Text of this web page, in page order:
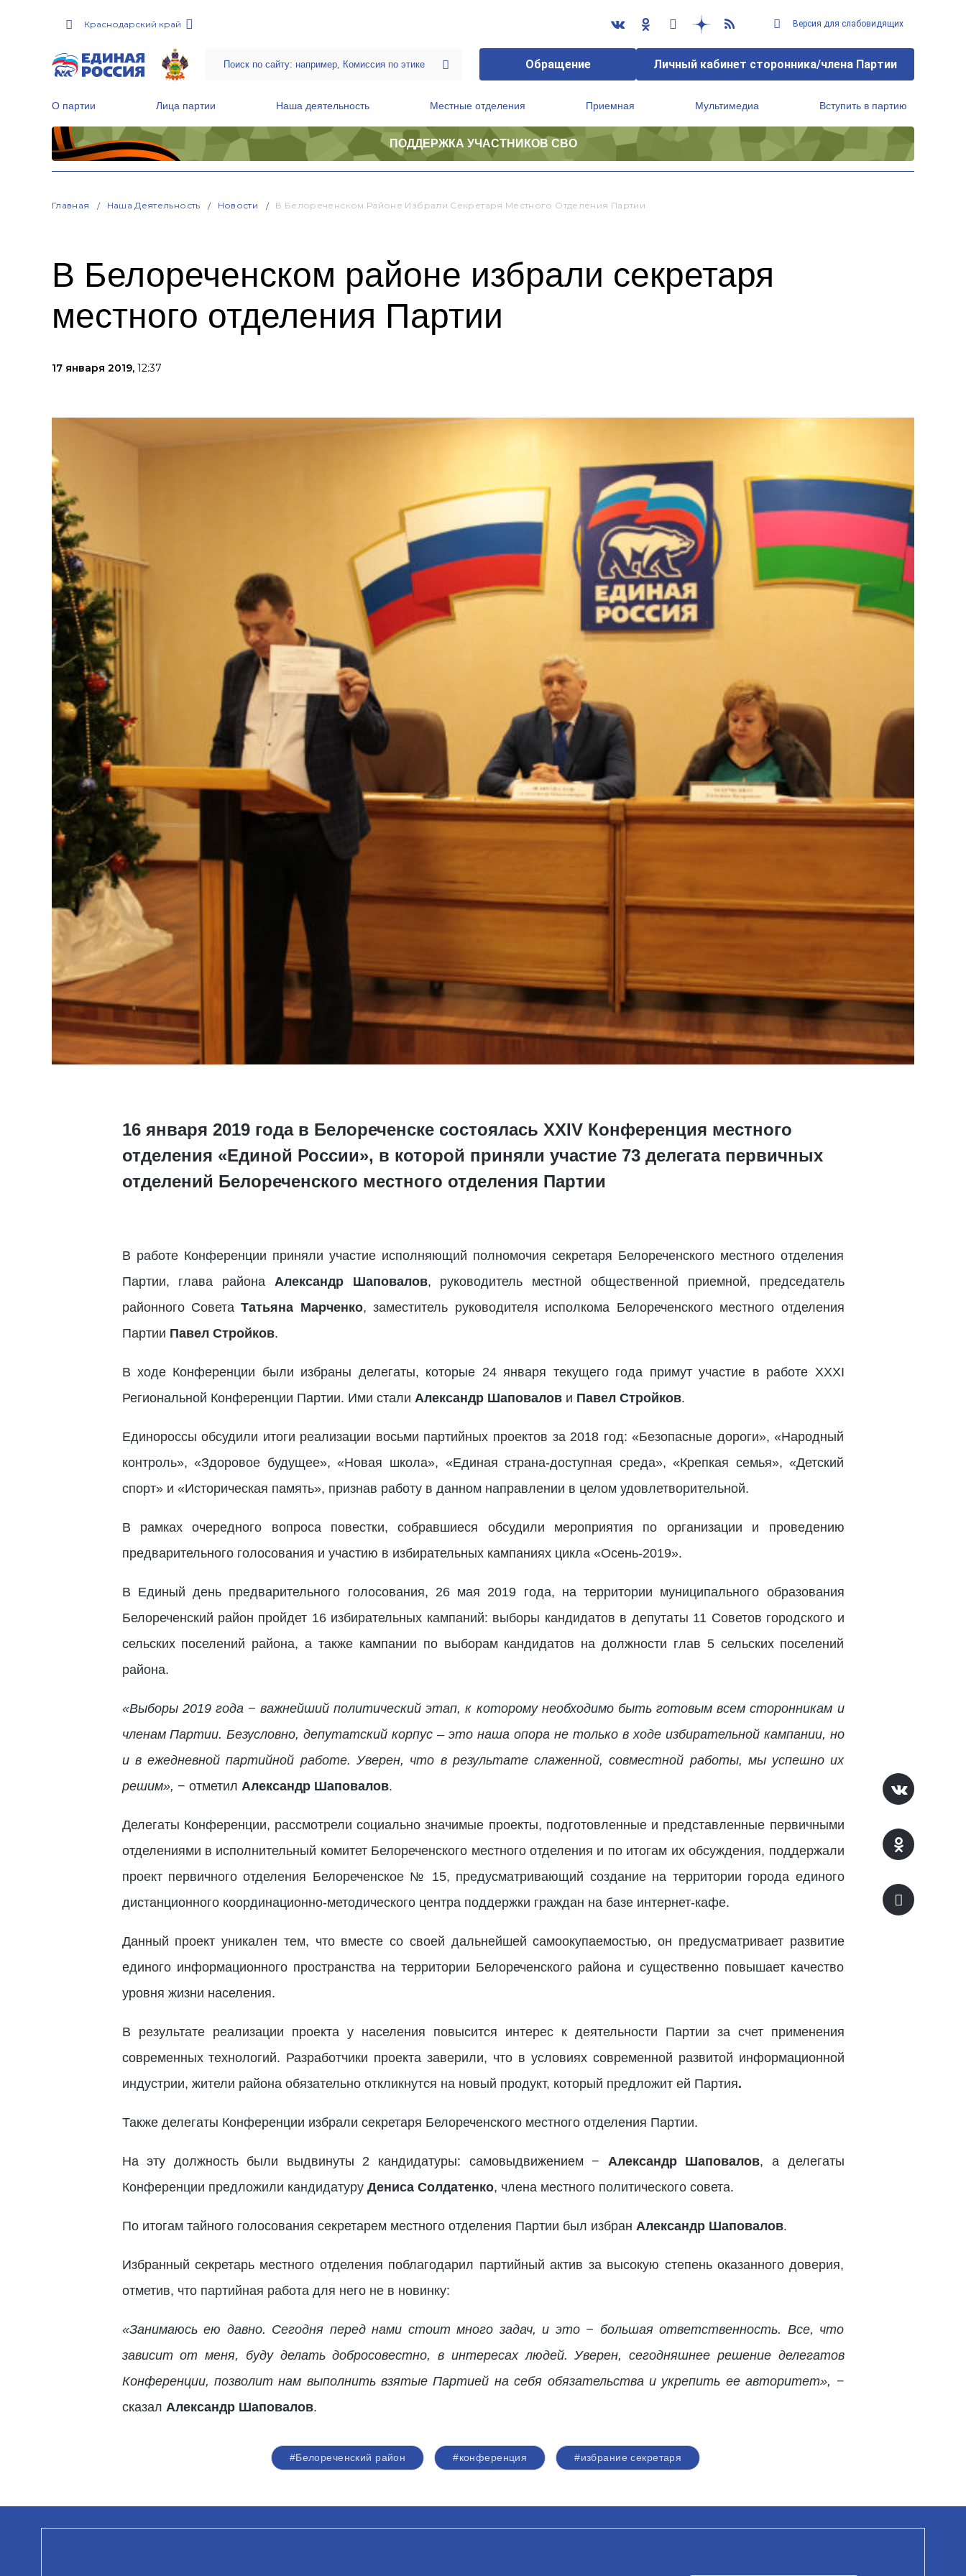
Краснодарский край Версия для слабовидящих
Обращение Личный кабинет сторонника/члена Партии
О партии Лица партии Наша деятельность Местные отделения Приемная Мультимедиа Вступить в партию
ПОДДЕРЖКА УЧАСТНИКОВ СВО
Главная Наша Деятельность Новости В Белореченском Районе Избрали Секретаря Местного Отделения Партии
В Белореченском районе избрали секретаря
местного отделения Партии
17 января 2019, 12:37
16 января 2019 года в Белореченске состоялась XXIV Конференция местного
отделения «Единой России», в которой приняли участие 73 делегата первичных
отделений Белореченского местного отделения Партии
В работе Конференции приняли участие исполняющий полномочия секретаря Белореченского местного отделения
Партии, глава района Александр Шаповалов, руководитель местной общественной приемной, председатель
районного СоветаТатьяна Марченко, заместитель руководителя исполкома Белореченского местного отделения
Партии Павел Стройков.
В ходе Конференции были избраны делегаты, которые 24 января текущего года примут участие в работе ХХХI
Региональной Конференции Партии. Ими стали Александр Шаповалови Павел Стройков.
Единороссы обсудили итоги реализации восьми партийных проектов за 2018 год: «Безопасные дороги», «Народный
контроль», «Здоровое будущее», «Новая школа», «Единая страна-доступная среда», «Крепкая семья», «Детский
спорт» и «Историческая память», признав работу в данном направлении в целом удовлетворительной.
В рамках очередного вопроса повестки, собравшиеся обсудили мероприятия по организации и проведению
предварительного голосования и участию в избирательных кампаниях цикла «Осень-2019».
В Единый день предварительного голосования, 26 мая 2019 года, на территории муниципального образования
Белореченский район пройдет 16 избирательных кампаний: выборы кандидатов в депутаты 11 Советов городского и
сельских поселений района, а также кампании по выборам кандидатов на должности глав 5 сельских поселений
района.
«Выборы 2019 года − важнейший политический этап, к которому необходимо быть готовым всем сторонникам и
членам Партии.Безусловно, депутатский корпус – это наша опора не только в ходе избирательной кампании, но
и в ежедневной партийной работе. Уверен, что в результате слаженной, совместной работы, мы успешно их
решим», − отметил Александр Шаповалов.
Делегаты Конференции, рассмотрели социально значимые проекты, подготовленные и представленные первичными
отделениями в исполнительный комитет Белореченского местного отделения и по итогам их обсуждения, поддержали
проект первичного отделения Белореченское № 15, предусматривающий создание на территории города единого
дистанционного координационно-методического центра поддержки граждан на базе интернет-кафе.
Данный проект уникален тем, что вместе со своей дальнейшей самоокупаемостью, он предусматривает развитие
единого информационного пространства на территории Белореченского района и существенно повышает качество
уровня жизни населения.
В результате реализации проекта у населения повысится интерес к деятельности Партии за счет применения
современных технологий. Разработчики проекта заверили, что в условиях современной развитой информационной
индустрии, жители района обязательно откликнутся на новый продукт, который предложит ей Партия.
Также делегаты Конференции избрали секретаря Белореченского местного отделения Партии.
На эту должность были выдвинуты 2 кандидатуры: самовыдвижением − Александр Шаповалов, а делегаты
Конференции предложили кандидатуру Дениса Солдатенко, члена местного политического совета.
По итогам тайного голосования секретарем местного отделения Партии был избран Александр Шаповалов.
Избранный секретарь местного отделения поблагодарил партийный актив за высокую степень оказанного доверия,
отметив, что партийная работа для него не в новинку:
«Занимаюсь ею давно. Сегодня перед нами стоит много задач, и это − большая ответственность. Все, что
зависит от меня, буду делать добросовестно, в интересах людей. Уверен, сегодняшнее решение делегатов
Конференции, позволит нам выполнить взятые Партией на себя обязательства и укрепить ее авторитет», −
сказал Александр Шаповалов.
#Белореченский район #конференция #избрание секретаря